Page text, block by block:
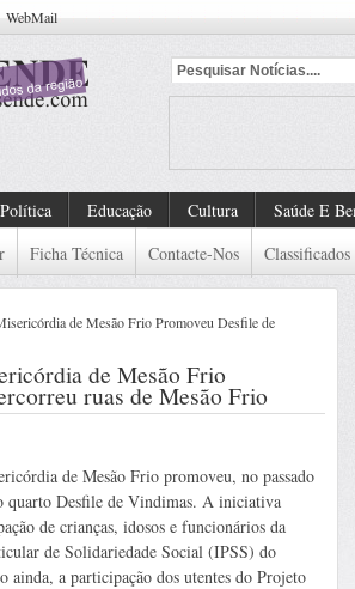
WebMail
Política Educação Cultura Saúde E
Ficha Técnica Contacte-Nos Classificados
de Mesão Frio Promoveu Desfile de
de Mesão Frio
ruas de Mesão Frio
de Mesão Frio promoveu, no passado
quarto Desfile de Vindimas. A iniciativa
de crianças, idosos e funcionários da
de Solidariedade Social (IPSS) do
ainda, a participação dos utentes do Projeto